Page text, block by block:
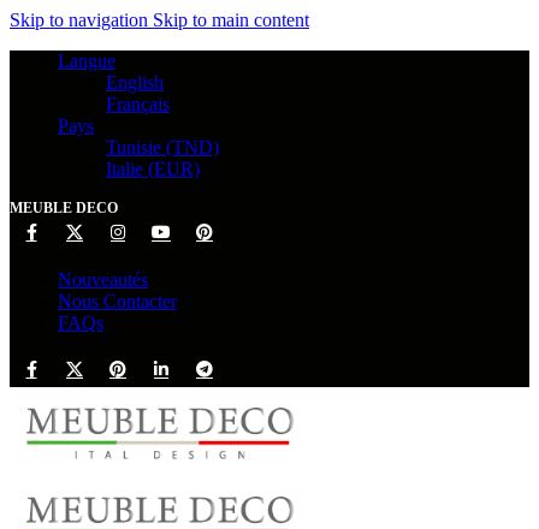
Skip to navigation Skip to main content
Langue
English
Français
Pays
Tunisie (TND)
Italie (EUR)
MEUBLE DECO
Nouveautés
Nous Contacter
FAQs